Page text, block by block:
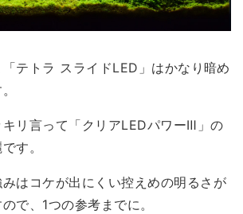
テトラ スライドLED」はかなり暗め
キリ言って「クリアLEDパワーⅢ」の
です。
はコケが出にくい控えめの明るさが
で、1つの参考までに。